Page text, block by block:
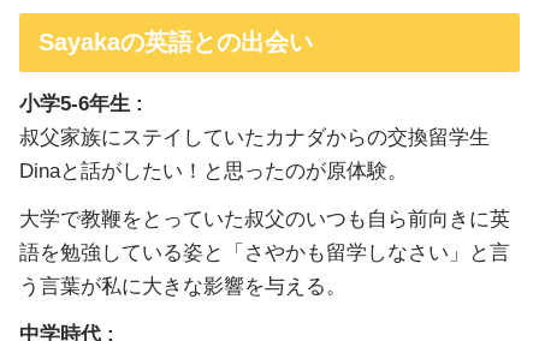
Sayakaの英語との出会い
小学5-6年生 :
叔父家族にステイしていたカナダからの交換留学生
Dinaと話がしたい！と思ったのが原体験。
大学で教鞭をとっていた叔父のいつも自ら前向きに英
語を勉強している姿と「さやかも留学しなさい」と言
う言葉が私に大きな影響を与える。
中学時代 :